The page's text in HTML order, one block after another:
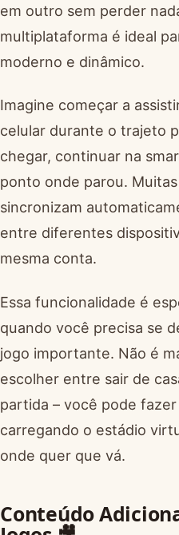
em outro sem perder
multiplataforma é ideal
moderno e dinâmico.
Imagine começar a
celular durante o trajeto
chegar, continuar na
ponto onde parou.
sincronizam
entre diferentes
mesma conta.
Essa funcionalidade é
quando você precisa se
jogo importante. Não é
escolher entre sair de
partida – você pode
carregando o estádio
onde quer que vá.
Conteúdo